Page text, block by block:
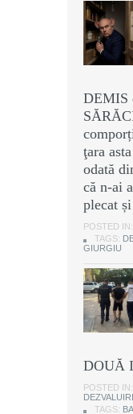
DEMIS
ţara
odată
că n-ai
plecat
POSTED IN:
TAGS:
GIURGIU
DOUĂ
POSTED IN:
DEZVALUIRI
TAGS: